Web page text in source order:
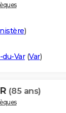
)
du-Var(Var)
(85 ans)